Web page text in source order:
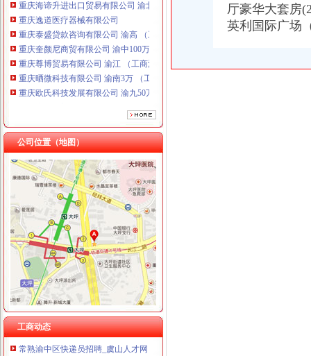
重庆逸道医疗器械有限公司
重庆泰盛贷款咨询有限公司 渝高 （工商注册）
重庆奎颜尼商贸有限公司 渝中100万 （工商注册）
重庆尊博贸易有限公司 渝江 （工商注册）
重庆晒微科技有限公司 渝南3万 （工商注册）
重庆欧氏科技发展有限公司 渝九50万 （进出口权）
重庆市明诚塑料制品有限责任公司 渝高100万 （进出口权）
重庆金品科技有限公司 渝南100万 （进出口权）
重庆凯誉网络通信技术工程有限公司 渝中300万 （工商变更）
重庆佳技维科技发展有限公司 渝南100万 （进出口权）
公司位置（地图）
工商动态
渝中区代办进出口公司
鹿泉公司注册服务批发|价格|厂家_顺企网
[股东会]重庆百货：2010年度第三次临时股东大会会议资料-[中财网]
大信国际物流（上海）有限公司重庆分公司-大信国际物流（上海）有
重庆百货大楼股份有限公司关於预计2015年日常关联交易公告
渝中区海事海商在线律师_渝中区海事海商律师在线免费咨询_华律网
成都西南交大工程建设咨询监理有限责任公司重庆分公司-主页
重庆百货大楼股份有限公司对外投资公告
常熟渝中区快递员招聘_虞山人才网
美亚集团-美亚国际机票代理,国际机票预订,美亚价机票预订,国
厅豪华大套房
英利国际广场